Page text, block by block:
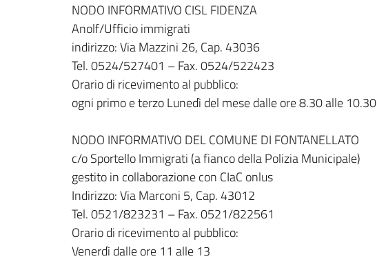
NODO INFORMATIVO CISL FIDENZA
Anolf/Ufficio immigrati
indirizzo: Via Mazzini 26, Cap. 43036
Tel. 0524/527401 – Fax. 0524/522423
Orario di ricevimento al pubblico:
ogni primo e terzo Lunedì del mese dalle ore 8.30 alle 10.30
NODO INFORMATIVO DEL COMUNE DI FONTANELLATO
c/o Sportello Immigrati (a fianco della Polizia Municipale)
gestito in collaborazione con CIaC onlus
Indirizzo: Via Marconi 5, Cap. 43012
Tel. 0521/823231 – Fax. 0521/822561
Orario di ricevimento al pubblico:
Venerdì dalle ore 11 alle 13